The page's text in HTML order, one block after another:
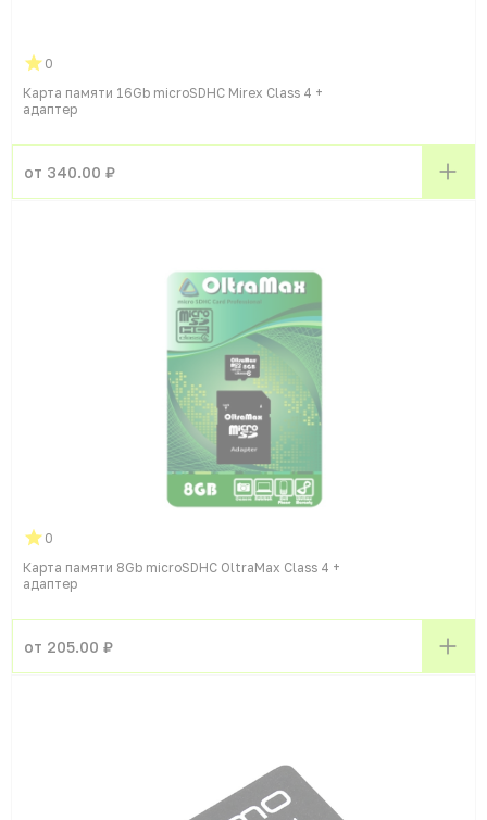
0
Карта памяти 16Gb microSDHC Mirex Class 4 +
адаптер
от 340.00 ₽
0
Карта памяти 8Gb microSDHC OltraMax Class 4 +
адаптер
от 205.00 ₽